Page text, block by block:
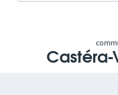
Castéra-